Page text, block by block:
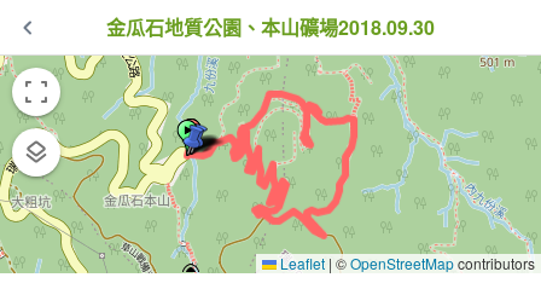
金瓜石地質公園、本山礦場2018.09.30
Leaflet | ©OpenStreetMapcontributors